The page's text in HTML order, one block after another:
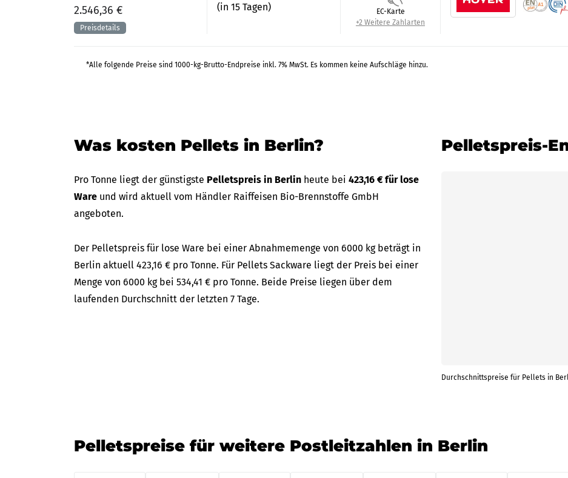
(in 15 Tagen)
2.546,36 €
EC-Karte
+2 Weitere Zahlarten
*Alle folgende Preise sind 1000-kg-Brutto-Endpreise inkl. 7% MwSt. Es kommen keine Aufschläge hinzu.
Was kosten Pellets in Berlin?
Pro Tonne liegt der günstigste Pelletspreis in Berlin heute bei 423,16 € für lose
Ware und wird aktuell vom Händler Raiffeisen Bio-Brennstoffe GmbH
angeboten.
Der Pelletspreis für lose Ware bei einer Abnahmemenge von 6000 kg beträgt in
Berlin aktuell 423,16 € pro Tonne. Für Pellets Sackware liegt der Preis bei einer
Menge von 6000 kg bei 534,41 € pro Tonne. Beide Preise liegen über dem
laufenden Durchschnitt der letzten 7 Tage.
Pelletspreis-
Durchschnittspreise für Pellets in
Pelletspreise für weitere Postleitzahlen in Berlin